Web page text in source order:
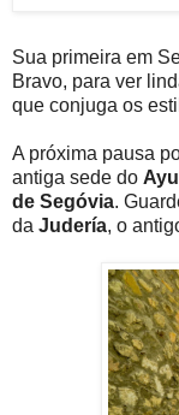
Sua primeira em
Bravo, para ver
que conjuga os
A próxima pausa
antiga sede do
de Segóvia.
da Judería, o